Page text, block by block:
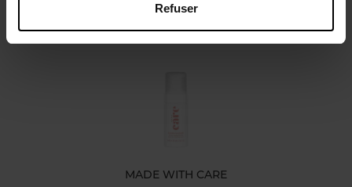
Refuser
Oublié quelque chose ?
MADE WITH CARE